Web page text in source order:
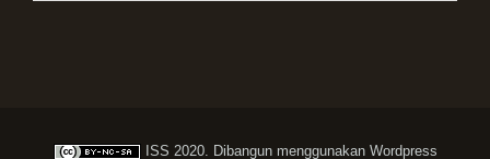
ISS 2020. Dibangun menggunakan Wordpress